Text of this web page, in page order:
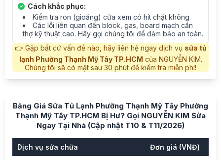
Cách khắc phục:
Kiểm tra ron (gioăng) cửa xem có hít chặt không.
Các lỗi liên quan đến block, gas, board mạch cần
thợ kỹ thuật cao. Hãy gọi chúng tôi để đảm bảo an toàn.
👉 Gặp bất cứ vấn đề nào, hãy liên hệ ngay dịch vụ sửa tủ
lạnh Phường Thạnh Mỹ Tây TP.HCM của NGUYỄN KIM.
Chúng tôi sẽ có mặt sau 30 phút để kiểm tra miễn phí!
Bảng Giá Sửa Tủ Lạnh Phường Thạnh Mỹ Tây Phường
Thạnh Mỹ Tây TP.HCM Bị Hư? Gọi NGUYỄN KIM Sửa
Ngay Tại Nhà (Cập nhật T10 & T11/2026)
Dịch vụ sửa chữa Đơn giá (VNĐ)